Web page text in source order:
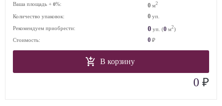
Ваша площадь + 0%: 0 м2
Количество упаковок: 0 уп.
Рекомендуем приобрести:
0 уп. (0 м2)
Стоимость:
0 ₽
В корзину
0 ₽